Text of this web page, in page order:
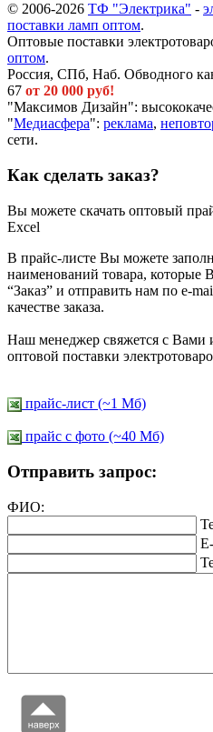
© 2006-2026 ТФ "Электрика" -
поставки ламп оптом.
Оптовые поставки
оптом.
Россия, СПб, Наб. Обводного
67 от 20 000 руб!
"Максимов Дизайн":
"Медиасфера": реклама,
сети.
Как сделать заказ?
Вы можете скачать оптовый
Excel
В прайс-листе Вы можете
наименований товара, которые
“Заказ” и отправить нам по e-
качестве заказа.
Наш менеджер свяжется с Вами
оптовой поставки
прайс-лист (~1 Мб)
прайс c фото (~40 Мб)
Отправить запрос:
ФИО: